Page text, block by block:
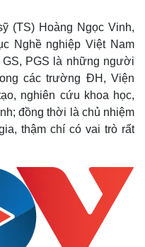
Video
Ảnh
Infographic
(TS) Hoàng Ngọc Vinh,
Nghề nghiệp Việt Nam
PGS là những người
các trường ĐH, Viện
nghiên cứu khoa học,
đồng thời là chủ nhiệm
thậm chí có vai trò rất